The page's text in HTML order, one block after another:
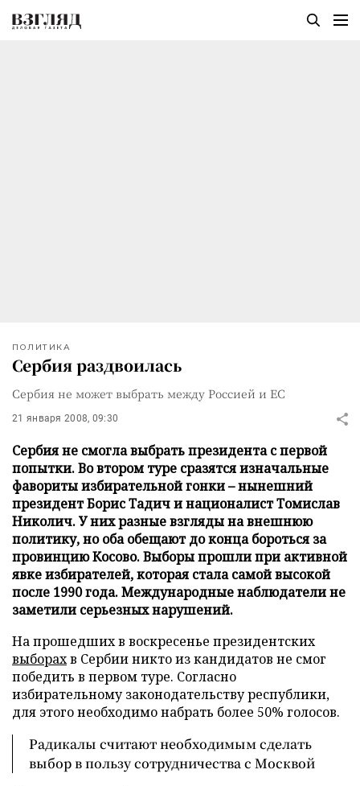
ПОЛИТИКА
Сербия раздвоилась
Сербия не может выбрать между Россией и ЕС
21 января 2008, 09:30
Сербия не смогла выбрать президента с первой
попытки. Во втором туре сразятся изначальные
фавориты избирательной гонки – нынешний
президент Борис Тадич и националист Томислав
Николич. У них разные взгляды на внешнюю
политику, но оба обещают до конца бороться за
провинцию Косово. Выборы прошли при активной
явке избирателей, которая стала самой высокой
после 1990 года. Международные наблюдатели не
заметили серьезных нарушений.
На прошедших в воскресенье президентских
выборахв Сербии никто из кандидатов не смог
победить в первом туре. Согласно
избирательному законодательству республики,
для этого необходимо набрать более 50% голосов.
Радикалы считают необходимым сделать
выбор в пользу сотрудничества с Москвой